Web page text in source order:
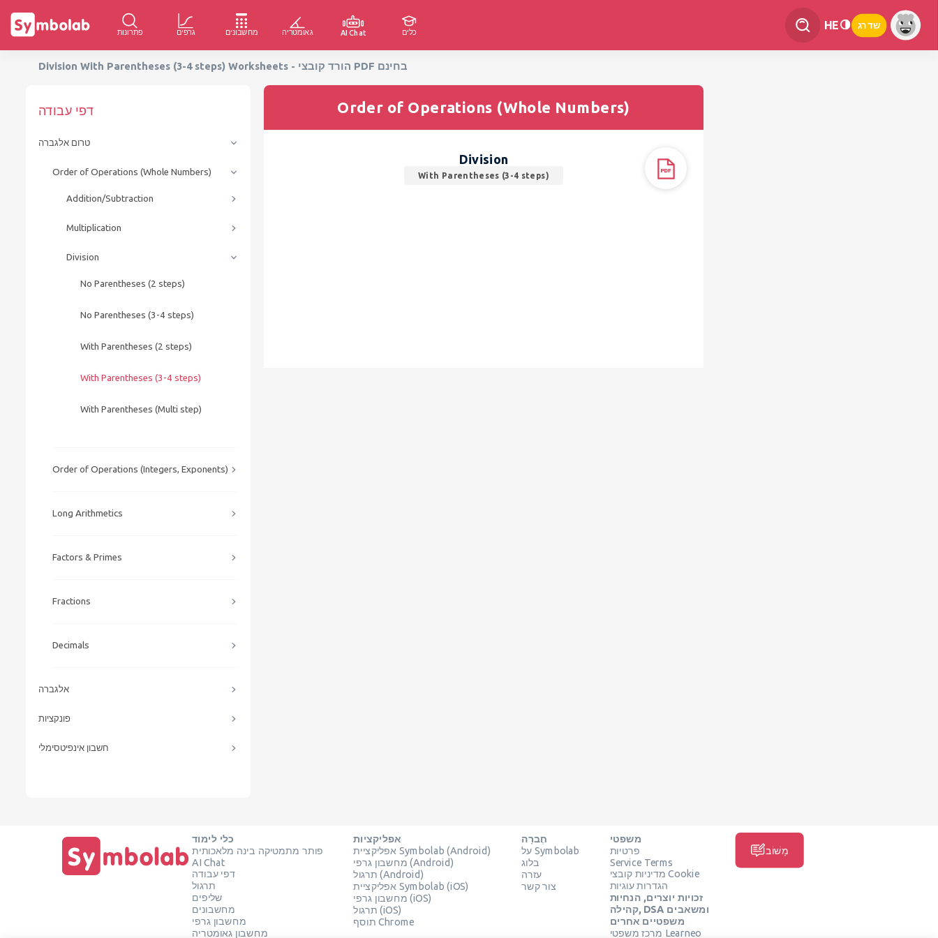
פתרונות גרפים מחשבונים גאומטריה AI Chat כלים
HE שדרג
Division With Parentheses (3-4 steps) Worksheets - הורד קובצי PDF בחינם
דפי עבודה
טרום אלגברה
Order of Operations (Whole Numbers)
Addition/Subtraction
Multiplication
Division
No Parentheses (2 steps)
No Parentheses (3-4 steps)
With Parentheses (2 steps)
With Parentheses (3-4 steps)
With Parentheses (Multi step)
Order of Operations (Integers, Exponents)
Long Arithmetics
Factors & Primes
Fractions
Decimals
אלגברה
פונקציות
חשבון אינפיטסימלי
Order of Operations (Whole Numbers)
Division
With Parentheses (3-4 steps)
כלי לימוד
פותר מתמטיקה בינה מלאכותית
AI Chat
דפי עבודה
תרגול
שליפים
מחשבונים
מחשבון גרפי
מחשבון גאומטריה
אפליקציות
אפליקציית Symbolab (Android)
מחשבון גרפי (Android)
תרגול (Android)
אפליקציית Symbolab (iOS)
מחשבון גרפי (iOS)
תרגול (iOS)
תוסף Chrome
חֶברָה
על Symbolab
בלוג
עזרה
צור קשר
משפטי
פרטיות
Service Terms
מדיניות קובצי Cookie
הגדרות עוגיות
זכויות יוצרים, הנחיות
קהילה, DSA ומשאבים
משפטיים אחרים
מרכז משפטי Learneo
מָשׁוֹב